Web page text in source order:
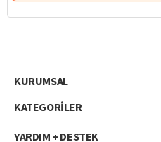
KURUMSAL
KATEGORİLER
YARDIM + DESTEK